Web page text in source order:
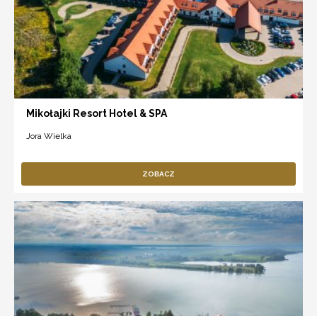
Mikołajki Resort Hotel & SPA
Jora Wielka
ZOBACZ